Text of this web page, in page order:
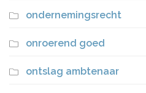
ondernemingsrecht
onroerend goed
ontslag ambtenaar